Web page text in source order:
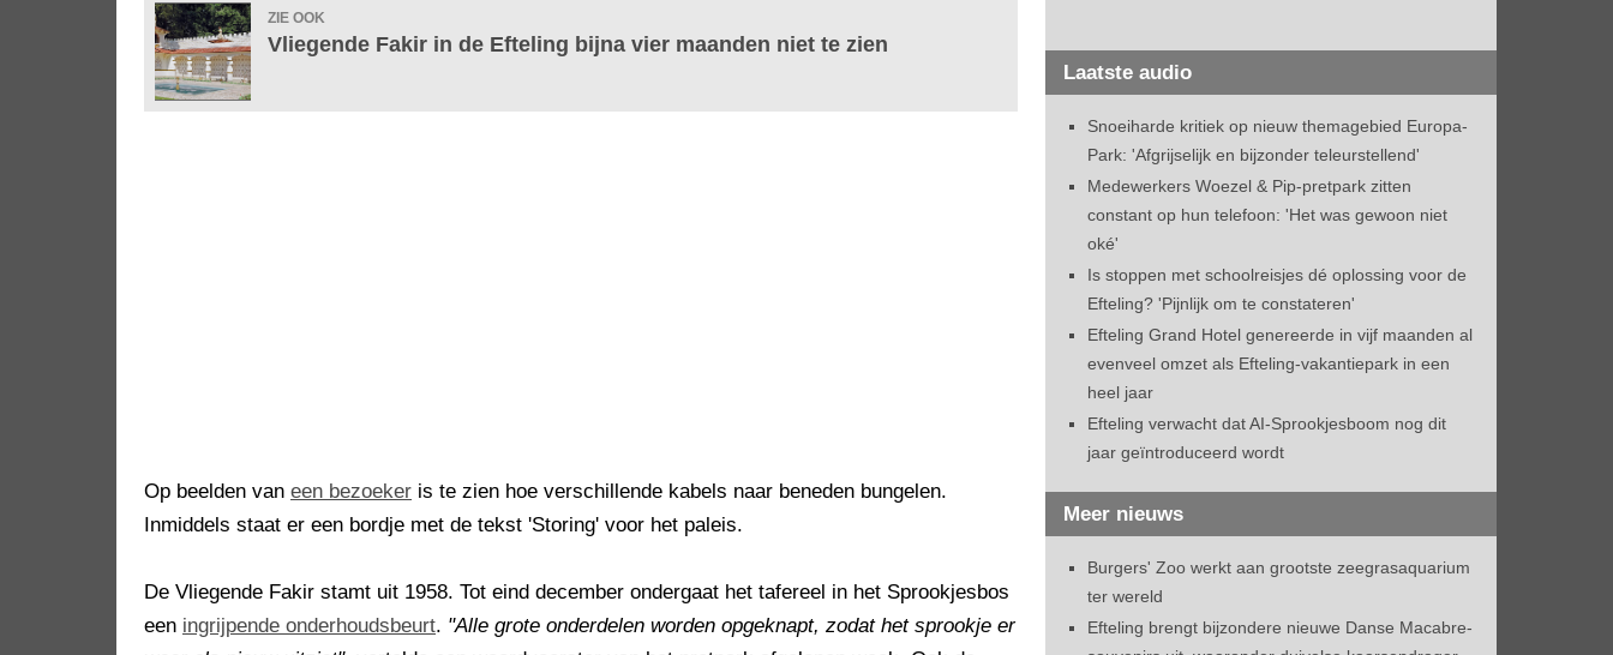
ZIE OOK
Vliegende Fakir in de Efteling bijna vier maanden niet te zien
Op beelden van een bezoeker is te zien hoe verschillende kabels naar beneden bungelen.
Inmiddels staat er een bordje met de tekst 'Storing' voor het paleis.
De Vliegende Fakir stamt uit 1958. Tot eind december ondergaat het tafereel in het Sprookjesbos
een ingrijpende onderhoudsbeurt. "Alle grote onderdelen worden opgeknapt, zodat het sprookje er
Laatste audio
Snoeiharde kritiek op nieuw themagebied Europa-
Park: 'Afgrijselijk en bijzonder teleurstellend'
Medewerkers Woezel & Pip-pretpark zitten
constant op hun telefoon: 'Het was gewoon niet
oké'
Is stoppen met schoolreisjes dé oplossing voor de
Efteling? 'Pijnlijk om te constateren'
Efteling Grand Hotel genereerde in vijf maanden al
evenveel omzet als Efteling-vakantiepark in een
heel jaar
Efteling verwacht dat AI-Sprookjesboom nog dit
jaar geïntroduceerd wordt
Meer nieuws
Burgers' Zoo werkt aan grootste zeegrasaquarium
ter wereld
Efteling brengt bijzondere nieuwe Danse Macabre-